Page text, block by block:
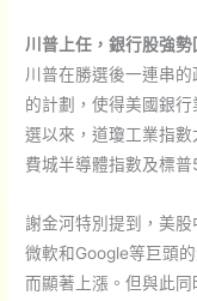
川普上任，銀行股強勢
川普在勝選後一連串
的計劃，使得美國銀
選以來，道瓊工業指
費城半導體指數及標普
謝金河特別提到，美股
微軟和Google等巨頭
而顯著上漲。但與此同